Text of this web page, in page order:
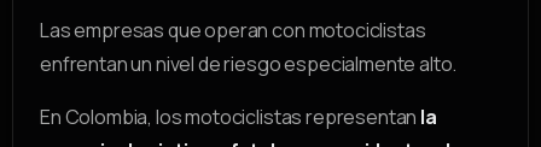
Las empresas que operan con motociclistas
enfrentan un nivel de riesgo especialmente alto.
En Colombia, los motociclistas representan la